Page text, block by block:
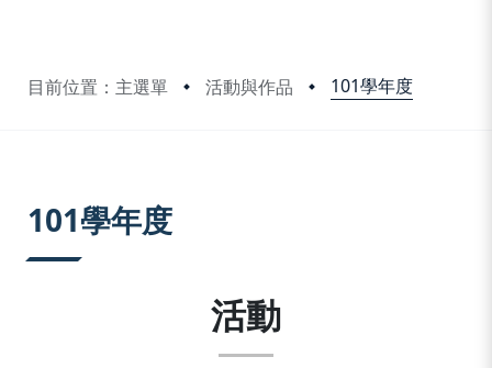
目前位置：主選單 活動與作品 101學年度
101學年度
活動